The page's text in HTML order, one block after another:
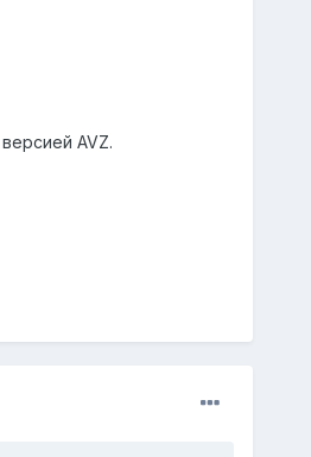
AVZ.